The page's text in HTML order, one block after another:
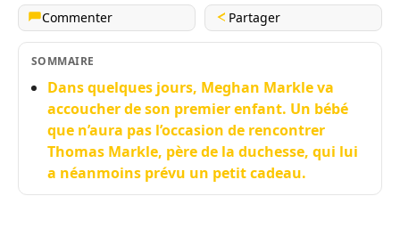
Commenter
Partager
SOMMAIRE
Dans quelques jours, Meghan Markle va
accoucher de son premier enfant. Un bébé
que n’aura pas l’occasion de rencontrer
Thomas Markle, père de la duchesse, qui lui
a néanmoins prévu un petit cadeau.